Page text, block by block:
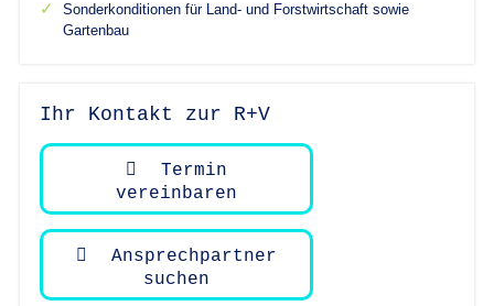
Sonderkonditionen für Land- und Forstwirtschaft sowie
Gartenbau
Ihr Kontakt zur R+V
Termin
vereinbaren
Ansprechpartner
suchen